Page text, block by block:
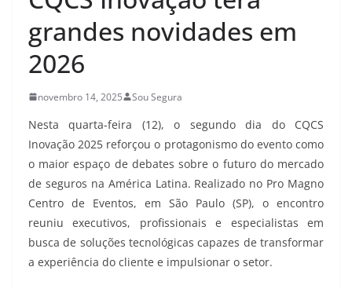
grandes novidades em
2026
novembro 14, 2025 Sou Segura
Nesta quarta-feira (12), o segundo dia do CQCS
Inovação 2025 reforçou o protagonismo do evento como
o maior espaço de debates sobre o futuro do mercado
de seguros na América Latina. Realizado no Pro Magno
Centro de Eventos, em São Paulo (SP), o encontro
reuniu executivos, profissionais e especialistas em
busca de soluções tecnológicas capazes de transformar
a experiência do cliente e impulsionar o setor.